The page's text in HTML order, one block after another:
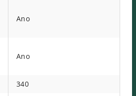
Ano
Ano
340